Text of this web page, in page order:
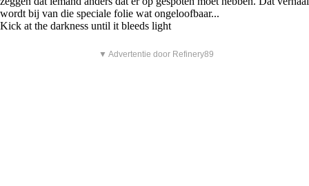
wordt bij van die speciale folie wat ongeloofbaar...
Kick at the darkness until it bleeds light
▼ Advertentie door Refinery89